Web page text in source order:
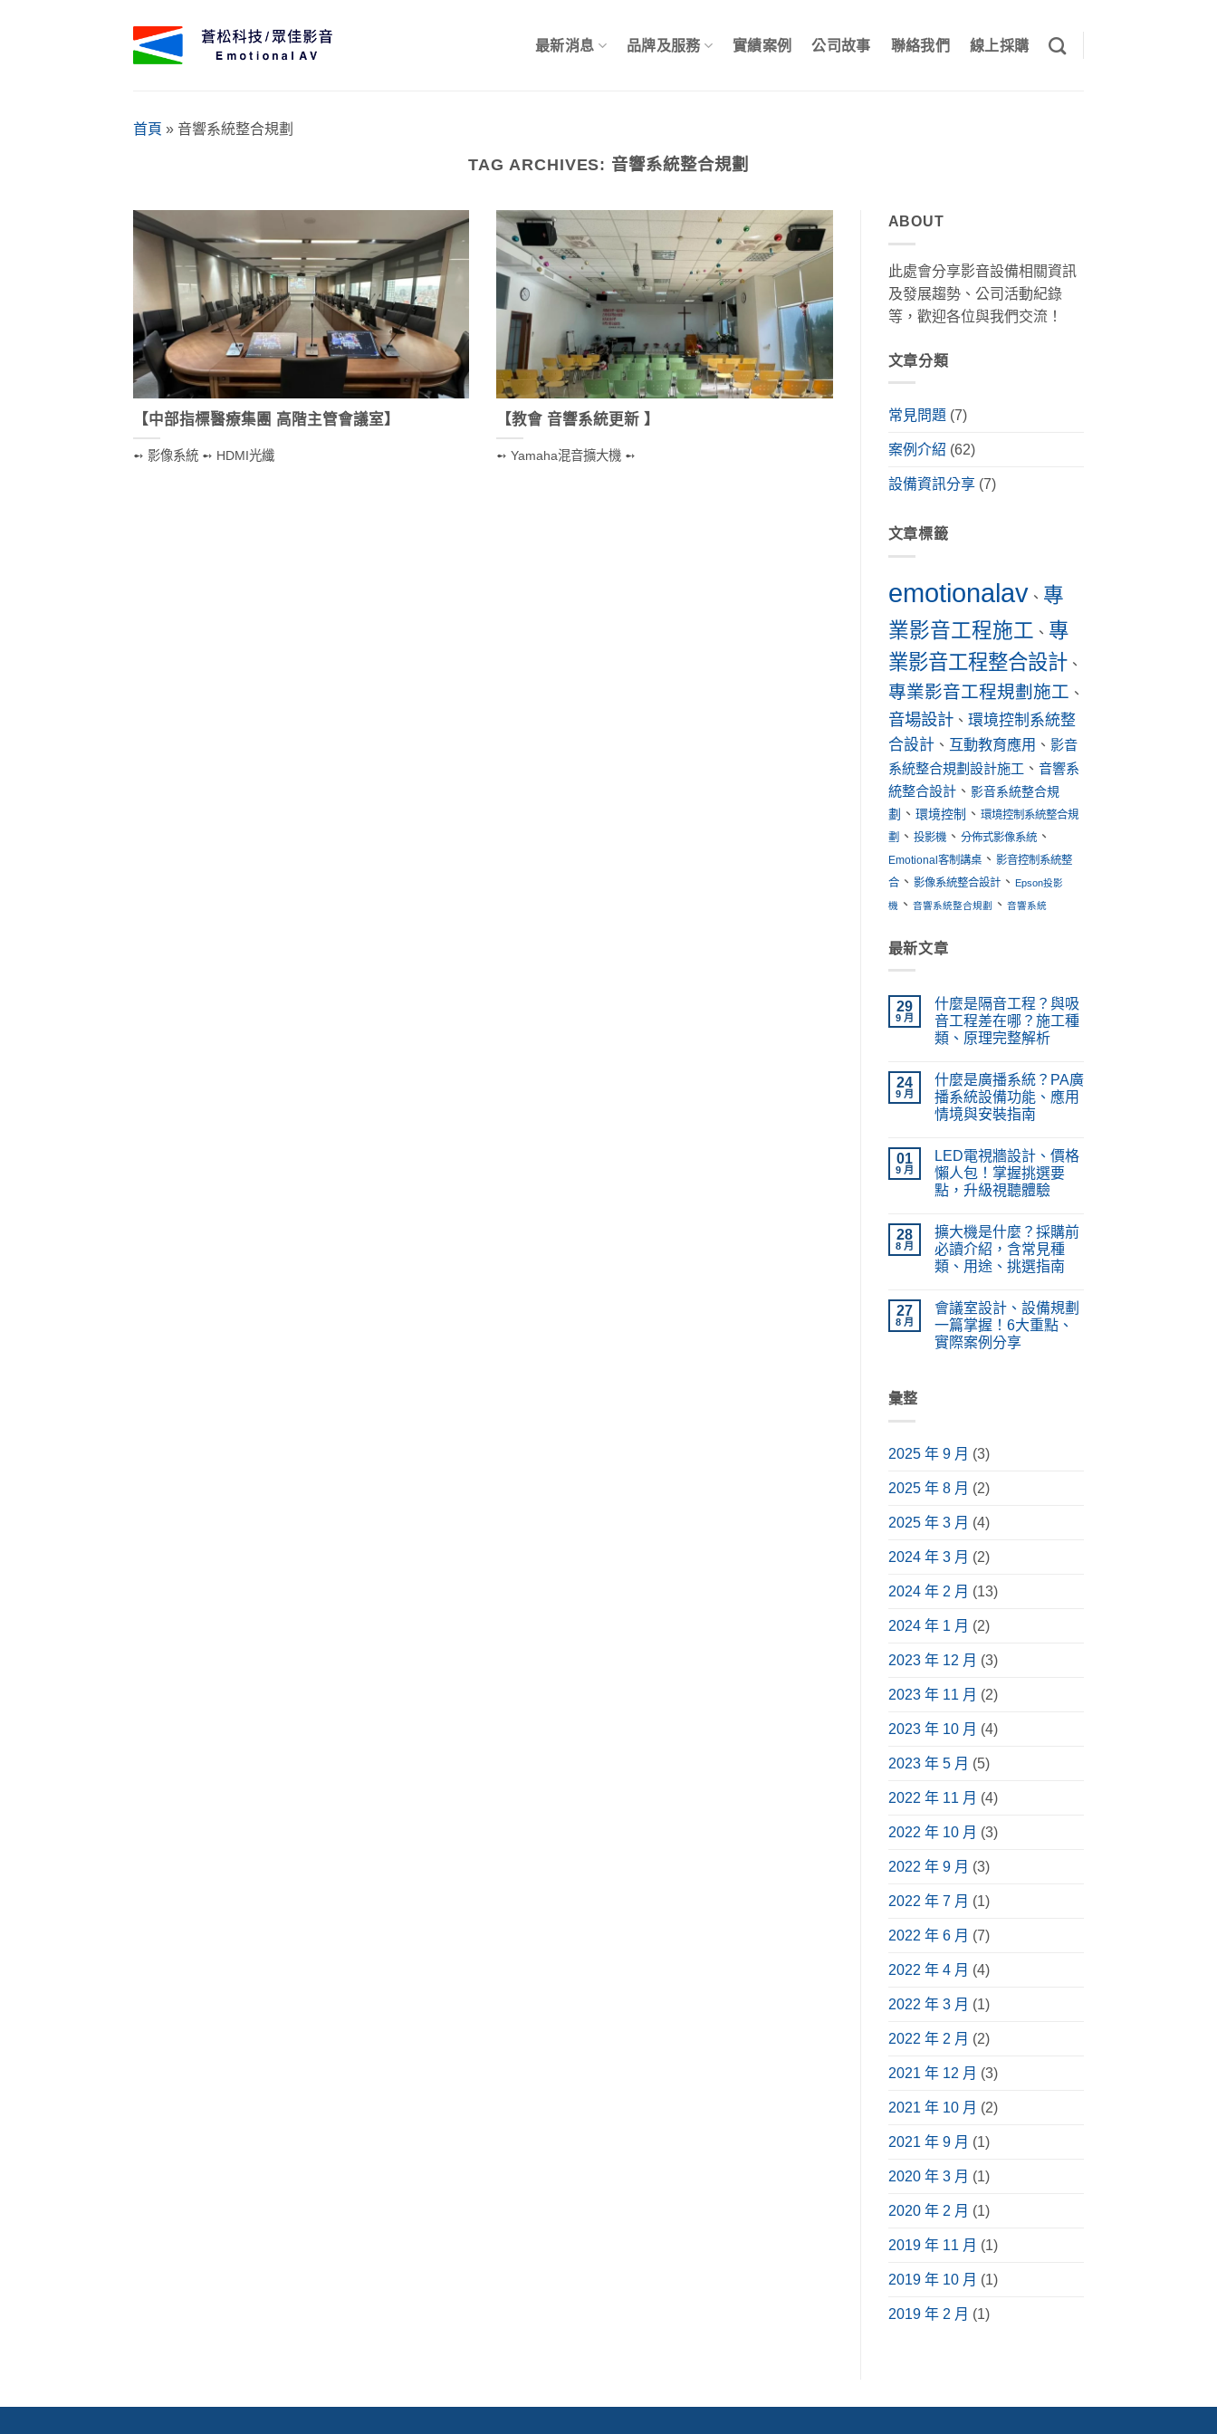
最新消息 品牌及服務 實績案例 公司故事 聯絡我們 線上採購
首頁 » 音響系統整合規劃
TAG ARCHIVES: 音響系統整合規劃
【中部指標醫療集團 高階主管會議室】
➻ 影像系統 ➻ HDMI光纖
【教會 音響系統更新 】
➻ Yamaha混音擴大機 ➻
ABOUT
此處會分享影音設備相關資訊
及發展趨勢、公司活動紀錄
等，歡迎各位與我們交流！
文章分類
常見問題 (7)
案例介紹 (62)
設備資訊分享(7)
文章標籤
emotionalav 、 專
業影音工程施工 、 專
業影音工程整合設計、
專業影音工程規劃施工 、
音場設計、 環境控制系統整
合設計、 互動教育應用 、 影音
系統整合規劃設計施工 、 音響系
統整合設計、 影音系統整合規
劃 、 環境控制 、 環境控制系統整合規
劃、 投影機、 分佈式影像系統、
Emotional客制講桌、 影音控制系統整
合、 影像系統整合設計、 Epson投影
機 、 音響系統整合規劃 、 音響系統
最新文章
29
9 月
什麼是隔音工程？與吸
音工程差在哪？施工種
類、原理完整解析
麼
是
隔
音
與
吸
音
工
程
哪？
施
工
種
理
完
整
解
析〉
留
言
24
9 月
什麼是廣播系統？PA廣
播系統設備功能、應用
情境與安裝指南
是
廣
播
PA
廣
播
系
統
功
能、
用
言
01
9 月
LED電視牆設計、價格
懶人包！掌握挑選要
點，升級視聽體驗
電
視
牆
設
格
懶
人
包！
掌
聽
中
留
言
28
8 月
擴大機是什麼？採購前
必讀介紹，含常見種
類、用途、挑選指南
大
什
含
常
種
類、
途、
挑
指
南〉
留
27
8 月
會議室設計、設備規劃
一篇掌握！6大重點、
實際案例分享
規
篇
6
點、
際
案
分
享〉
彙整
2025 年 9 月 (3)
2025 年 8 月 (2)
2025 年 3 月 (4)
2024 年 3 月 (2)
2024 年 2 月 (13)
2024 年 1 月 (2)
2023 年 12 月 (3)
2023 年 11 月 (2)
2023 年 10 月 (4)
2023 年 5 月 (5)
2022 年 11 月 (4)
2022 年 10 月 (3)
2022 年 9 月 (3)
2022 年 7 月 (1)
2022 年 6 月 (7)
2022 年 4 月 (4)
2022 年 3 月 (1)
2022 年 2 月 (2)
2021 年 12 月 (3)
2021 年 10 月 (2)
2021 年 9 月 (1)
2020 年 3 月 (1)
2020 年 2 月 (1)
2019 年 11 月 (1)
2019 年 10 月 (1)
2019 年 2 月 (1)